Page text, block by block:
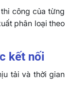
công của từng
phân loại theo
kết nối
tải và thời gian